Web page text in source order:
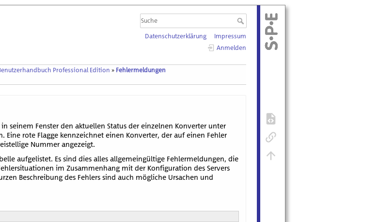
Datenschutzerklärung
Impressum
Anmelden
Professional Edition » Fehlermeldungen
seinem Fenster den aktuellen Status der einzelnen Konverter unter
rote Flagge kennzeichnet einen Konverter, der auf einen Fehler
Nummer angezeigt.
aufgelistet. Es sind dies alles allgemeingültige Fehlermeldungen, die
im Zusammenhang mit der Konfiguration des Servers
Beschreibung des Fehlers sind auch mögliche Ursachen und